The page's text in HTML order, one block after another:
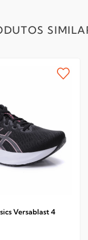
Versablast 4